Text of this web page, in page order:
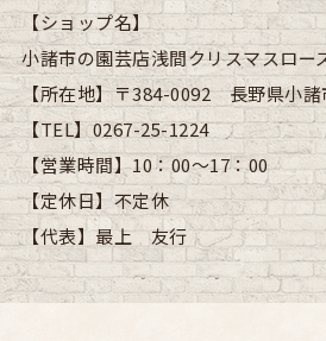
【ショップ名】
小諸市の園芸店浅間クリスマスロー
【所在地】〒384-0092 長野県小諸
【TEL】0267-25-1224
【営業時間】10：00～17：00
【定休日】不定休
【代表】最上 友行